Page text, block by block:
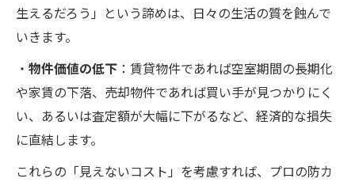
生えるだろう」という諦めは、日々の生活の質を蝕んで
いきます。
・ 物件価値の低下 ：賃貸物件であれば空室期間の長期化
や家賃の下落、売却物件であれば買い手が見つかりにく
い、あるいは査定額が大幅に下がるなど、経済的な損失
に直結します。
これらの「見えないコスト」を考慮すれば、プロの防カ